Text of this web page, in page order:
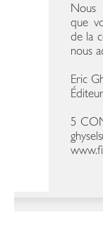
Nous
que
de la
nous
Eric
5